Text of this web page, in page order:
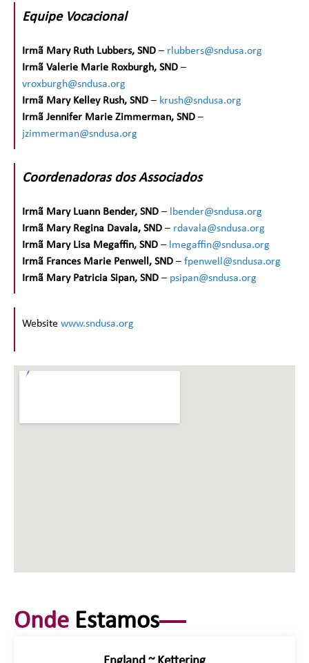
Equipe Vocacional
Irmã Mary Ruth Lubbers, SND – rlubbers@sndusa.org
Irmã Valerie Marie Roxburgh, SND –
vroxburgh@sndusa.org
Irmã Mary Kelley Rush, SND – krush@sndusa.org
Irmã Jennifer Marie Zimmerman, SND –
jzimmerman@sndusa.org
Coordenadoras dos Associados
Irmã Mary Luann Bender, SND – lbender@sndusa.org
Irmã Mary Regina Davala, SND – rdavala@sndusa.org
Irmã Mary Lisa Megaffin, SND – lmegaffin@sndusa.org
Irmã Frances Marie Penwell, SND – fpenwell@sndusa.org
Irmã Mary Patricia Sipan, SND – psipan@sndusa.org
Website www.sndusa.org
Onde Estamos